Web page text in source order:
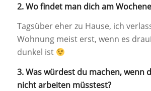
2. Wo findet man dich am
Tagsüber eher zu Hause, ich
Wohnung meist erst, wenn es
dunkel ist
3. Was würdest du machen, wenn
nicht arbeiten müsstest?